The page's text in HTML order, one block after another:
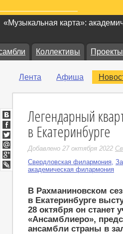
«Музыкальная карта»:
Коллективы Проекты
Лента Афиша
Легендарный
в Екатеринбурге
Добавлено 27 октября 2022
Свердловская филармония
академическая филармония
В Рахманиновском
в Екатеринбурге
28 октября он станет
«Ансамблиеро»,
ансамбли страны в
ВКонтакте
Facebook
Twitter
Мой
Мир
Google+
LiveJournal